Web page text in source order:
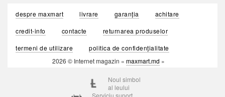
despre maxmart livrare garanția
achitare
credit-info
contacte
returnarea produselor
termeni de utilizare
politica de confidențialitate
2026 © Internet magazin « maxmart.md »
Noul simbol
al leului
Serviciu suport